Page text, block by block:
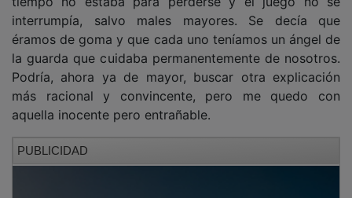
interrumpía, salvo males mayores. Se decía que
éramos de goma y que cada uno teníamos un ángel de
la guarda que cuidaba permanentemente de nosotros.
Podría, ahora ya de mayor, buscar otra explicación
más racional y convincente, pero me quedo con
aquella inocente pero entrañable.